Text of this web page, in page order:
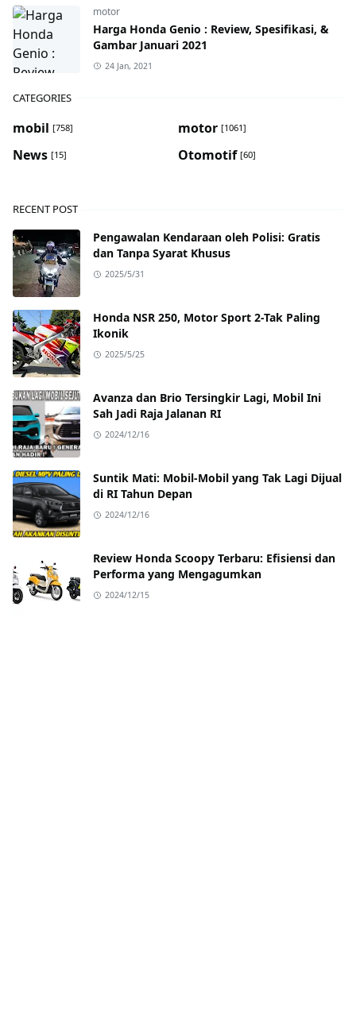
motor
Harga Honda Genio : Review, Spesifikasi, &
Gambar Januari 2021
24 Jan, 2021
CATEGORIES
mobil [758] motor [1061]
News [15] Otomotif [60]
RECENT POST
Pengawalan Kendaraan oleh Polisi: Gratis
dan Tanpa Syarat Khusus
2025/5/31
Honda NSR 250, Motor Sport 2-Tak Paling
Ikonik
2025/5/25
Avanza dan Brio Tersingkir Lagi, Mobil Ini
Sah Jadi Raja Jalanan RI
2024/12/16
Suntik Mati: Mobil-Mobil yang Tak Lagi Dijual
di RI Tahun Depan
2024/12/16
Review Honda Scoopy Terbaru: Efisiensi dan
Performa yang Mengagumkan
2024/12/15